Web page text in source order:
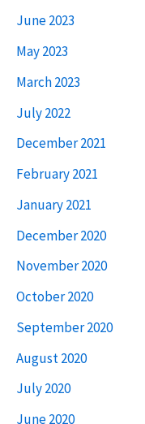
June 2023
May 2023
March 2023
July 2022
December 2021
February 2021
January 2021
December 2020
November 2020
October 2020
September 2020
August 2020
July 2020
June 2020